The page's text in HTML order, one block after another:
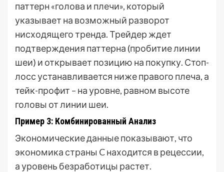
паттерн «голова и плечи», который
указывает на возможный разворот
нисходящего тренда. Трейдер ждет
подтверждения паттерна (пробитие линии
шеи) и открывает позицию на покупку. Стоп-
лосс устанавливается ниже правого плеча, а
тейк-профит – на уровне, равном высоте
головы от линии шеи.
Пример 3: Комбинированный Анализ
Экономические данные показывают, что
экономика страны C находится в рецессии,
а уровень безработицы растет.